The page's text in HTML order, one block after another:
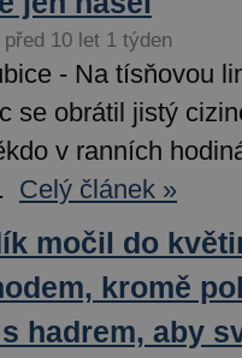
10 let 1 týden
- Na tísňovou
se obrátil jistý
v ranních
Celý článek »
močil do
kromě
hadrem, aby